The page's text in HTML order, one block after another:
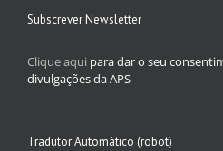
Subscrever Newsletter
Clique aqui para dar o seu
divulgações da APS
Tradutor Automático (robot)